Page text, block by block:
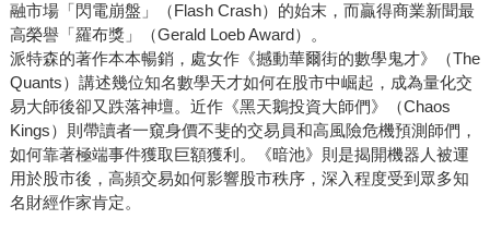
融市場「閃電崩盤」（Flash Crash）的始末，而贏得商業新聞最
高榮譽「羅布獎」（Gerald Loeb Award）。
派特森的著作本本暢銷，處女作《撼動華爾街的數學鬼才》（The
Quants）講述幾位知名數學天才如何在股市中崛起，成為量化交
易大師後卻又跌落神壇。近作《黑天鵝投資大師們》（Chaos
Kings）則帶讀者一窺身價不斐的交易員和高風險危機預測師們，
如何靠著極端事件獲取巨額獲利。《暗池》則是揭開機器人被運
用於股市後，高頻交易如何影響股市秩序，深入程度受到眾多知
名財經作家肯定。